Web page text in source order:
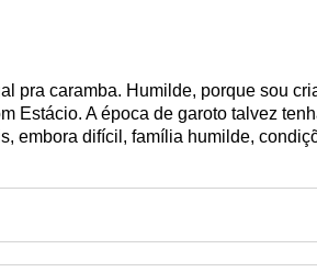
pra caramba. Humilde, porque sou
Estácio. A época de garoto talvez
embora difícil, família humilde,